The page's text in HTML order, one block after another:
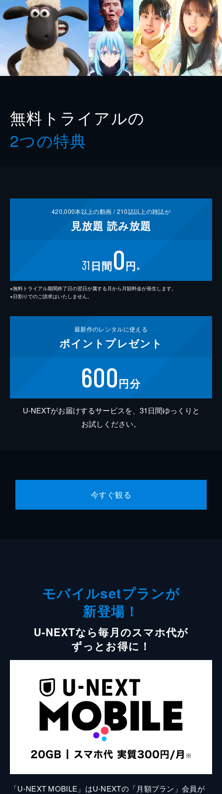
無料トライアルの
2つの特典
420,000本以上の動画 /210誌以上の雑誌が
見放題 読み放題
31 日間0円 ※
※無料トライアル期間終了日の翌日が属する月から月額料金が発生します。
※日割りでのご請求はいたしません。
最新作のレンタルに使える
ポイント プレゼント
600円分
U-NEXTがお届けするサービスを、31日間ゆっくりと
お試しください。
今すぐ観る
モバイルsetプランが
新登場！
U-NEXTなら毎月のスマホ代が
ずっとお得に！
「U-NEXT MOBILE」はU-NEXTの「月額プラン」会員が